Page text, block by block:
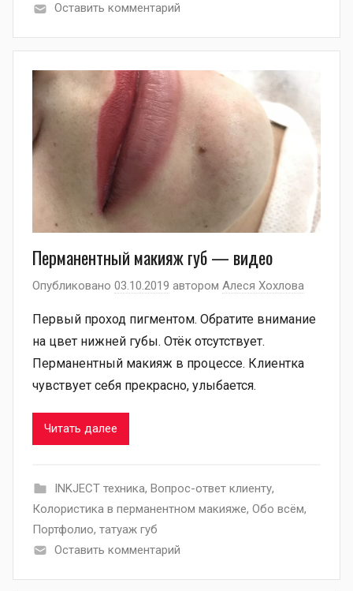
Оставить комментарий
Перманентный макияж губ — видео
Опубликовано 03.10.2019 автором Алеся Хохлова
Первый проход пигментом. Обратите внимание
на цвет нижней губы. Отёк отсутствует.
Перманентный макияж в процессе. Клиентка
чувствует себя прекрасно, улыбается.
Читать далее
INKJECT техника, Вопрос-ответ клиенту,
Колористика в перманентном макияже, Обо всём,
Портфолио, татуаж губ
Оставить комментарий